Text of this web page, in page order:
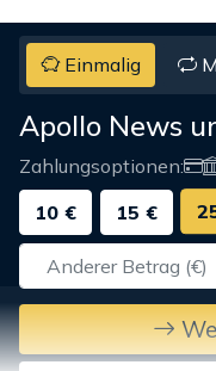
Einmalig
Apollo News
Zahlungsoptionen:
10 €
15 €